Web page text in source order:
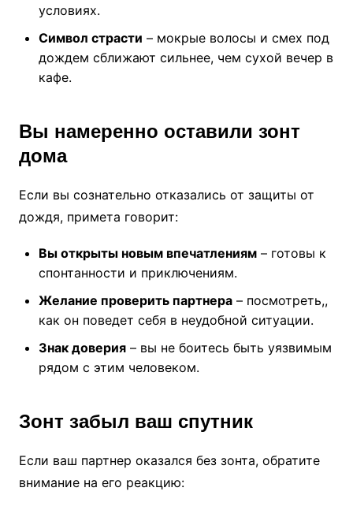
условиях.
Символ страсти – мокрые волосы и смех под
дождем сближают сильнее, чем сухой вечер в
кафе.
Вы намеренно оставили зонт
дома
Если вы сознательно отказались от защиты от
дождя, примета говорит:
Вы открыты новым впечатлениям– готовы к
спонтанности и приключениям.
Желание проверить партнера– посмотреть,,
как он поведет себя в неудобной ситуации.
Знак доверия– вы не боитесь быть уязвимым
рядом с этим человеком.
Зонт забыл ваш спутник
Если ваш партнер оказался без зонта, обратите
внимание на его реакцию: